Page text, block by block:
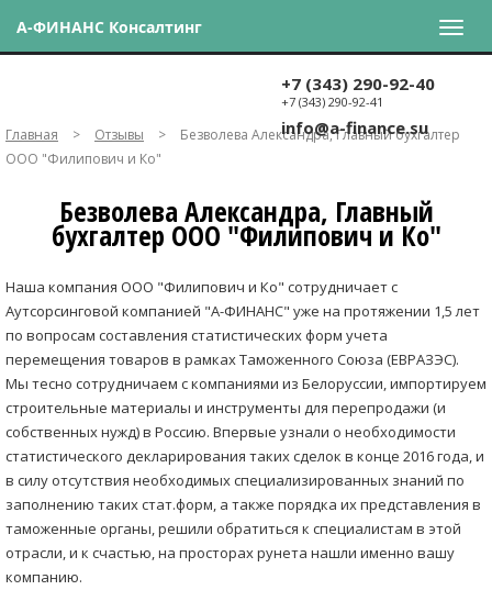
А-ФИНАНС Консалтинг
+7 (343) 290-92-40
+7 (343) 290-92-41
info@a-finance.su
Главная > Отзывы >
Безволева Александра, Главный бухгалтер
ООО "Филипович и Ко"
Безволева Александра, Главный
бухгалтер ООО "Филипович и Ко"
Наша компания ООО "Филипович и Ко" сотрудничает с
Аутсорсинговой компанией "А-ФИНАНС" уже на протяжении 1,5 лет
по вопросам составления статистических форм учета
перемещения товаров в рамках Таможенного Союза (ЕВРАЗЭС).
Мы тесно сотрудничаем с компаниями из Белоруссии, импортируем
строительные материалы и инструменты для перепродажи (и
собственных нужд) в Россию. Впервые узнали о необходимости
статистического декларирования таких сделок в конце 2016 года, и
в силу отсутствия необходимых специализированных знаний по
заполнению таких стат.форм, а также порядка их представления в
таможенные органы, решили обратиться к специалистам в этой
отрасли, и к счастью, на просторах рунета нашли именно вашу
компанию.